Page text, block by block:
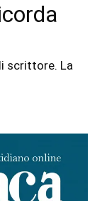
scrittore. La